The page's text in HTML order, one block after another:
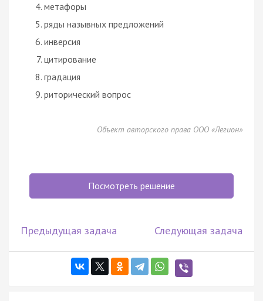
метафоры
ряды назывных предложений
инверсия
цитирование
градация
риторический вопрос
Объект авторского права ООО «Легион»
Посмотреть решение
Предыдущая задача Следующая задача